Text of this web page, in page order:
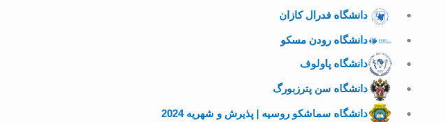
دانشگاه فدرال کازان
دانشگاه رودن مسکو
دانشگاه پاولوف
دانشگاه سن پترزبورگ
دانشگاه سماشکو روسیه | پذیرش و شهریه 2024